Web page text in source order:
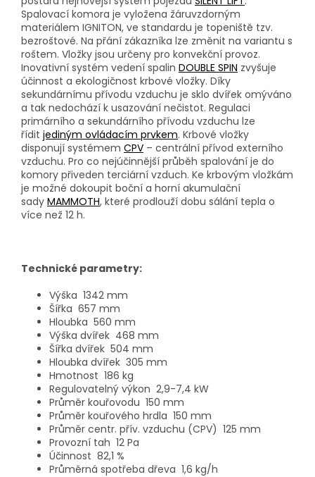
Spalovací komora je vyložena žáruvzdorným
materiálem IGNITON, ve standardu je topeniště tzv.
bezroštové. Na přání zákazníka lze změnit na variantu s
roštem. Vložky jsou určeny pro konvekční provoz.
Inovativní systém vedení spalin DOUBLE SPIN zvyšuje
účinnost a ekologičnost krbové vložky. Díky
sekundárnímu přívodu vzduchu je sklo dvířek omýváno
a tak nedochází k usazování nečistot. Regulaci
primárního a sekundárního přívodu vzduchu lze
řídit jediným ovládacím prvkem. Krbové vložky
disponují systémem CPV – centrální přívod externího
vzduchu. Pro co nejúčinnější průběh spalování je do
komory přiveden terciární vzduch. Ke krbovým vložkám
je možné dokoupit boční a horní akumulační
sady MAMMOTH, které prodlouží dobu sálání tepla o
více než 12 h.
Technické parametry:
Výška 1342 mm
Šířka 657 mm
Hloubka 560 mm
Výška dvířek 468 mm
Šířka dvířek 504 mm
Hloubka dvířek 305 mm
Hmotnost 186 kg
Regulovatelný výkon 2,9-7,4 kW
Průměr kouřovodu 150 mm
Průměr kouřového hrdla 150 mm
Průměr centr. přív. vzduchu (CPV) 125 mm
Provozní tah 12 Pa
Účinnost 82,1 %
Průměrná spotřeba dřeva 1,6 kg/h